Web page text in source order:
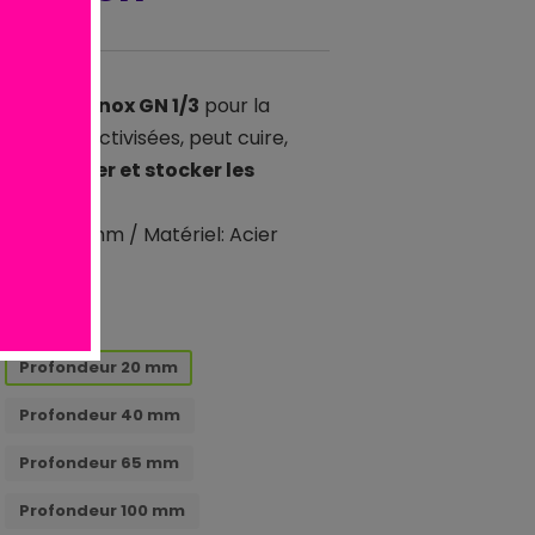
inox GN 1/3 pour la
les collectivisées, peut cuire,
et stocker les
0,8mm / Matériel: Acier
Profondeur 20 mm
Profondeur 40 mm
Profondeur 65 mm
Profondeur 100 mm